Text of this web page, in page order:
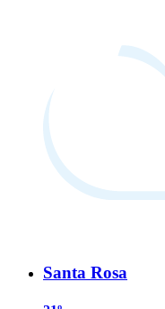
Santa Rosa